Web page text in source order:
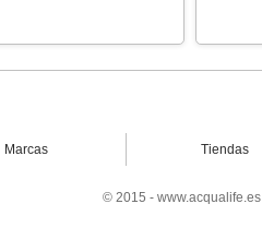
Marcas Tiendas
© 2015 - www.acqualife.es